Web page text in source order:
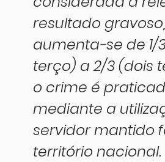
resultado gravoso,
aumenta-se de 1/
terço) a 2/3 (dois
o crime é
mediante a
servidor mantido
território nacional.